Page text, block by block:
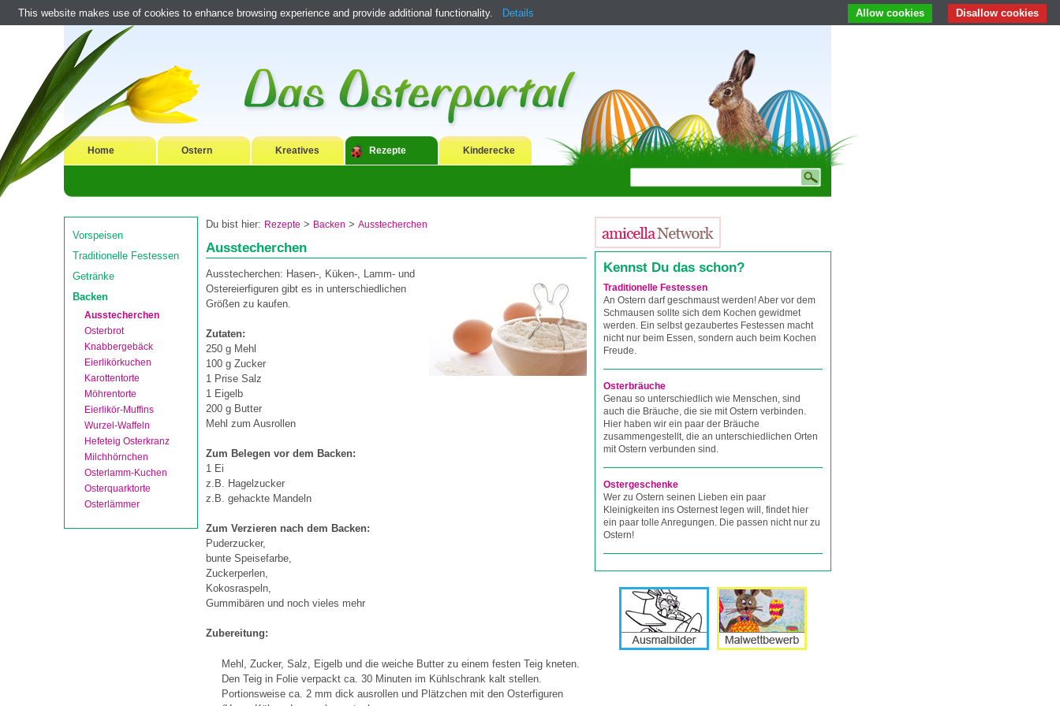
Home Ostern Kreatives Rezepte Kinderecke
Vorspeisen
Traditionelle Festessen
Getränke
Backen
Ausstecherchen
Osterbrot
Knabbergebäck
Eierlikörkuchen
Karottentorte
Möhrentorte
Eierlikör-Muffins
Wurzel-Waffeln
Hefeteig Osterkranz
Milchhörnchen
Osterlamm-Kuchen
Osterquarktorte
Osterlämmer
Du bist hier: Rezepte > Backen > Ausstecherchen
Ausstecherchen
Ausstecherchen: Hasen-, Küken-, Lamm- und
Ostereierfiguren gibt es in unterschiedlichen
Größen zu kaufen.
Zutaten:
250 g Mehl
100 g Zucker
1 Prise Salz
1 Eigelb
200 g Butter
Mehl zum Ausrollen
Zum Belegen vor dem Backen:
1 Ei
z.B. Hagelzucker
z.B. gehackte Mandeln
Zum Verzieren nach dem Backen:
Puderzucker,
bunte Speisefarbe,
Zuckerperlen,
Kokosraspeln,
Gummibären und noch vieles mehr
Zubereitung:
Mehl, Zucker, Salz, Eigelb und die weiche Butter zu einem festen Teig kneten.
Den Teig in Folie verpackt ca. 30 Minuten im Kühlschrank kalt stellen.
Portionsweise ca. 2 mm dick ausrollen und Plätzchen mit den Osterfiguren
Kennst Du das schon?
Traditionelle Festessen
An Ostern darf geschmaust werden! Aber vor dem
Schmausen sollte sich dem Kochen gewidmet
werden. Ein selbst gezaubertes Festessen macht
nicht nur beim Essen, sondern auch beim Kochen
Freude.
Osterbräuche
Genau so unterschiedlich wie Menschen, sind
auch die Bräuche, die sie mit Ostern verbinden.
Hier haben wir ein paar der Bräuche
zusammengestellt, die an unterschiedlichen Orten
mit Ostern verbunden sind.
Ostergeschenke
Wer zu Ostern seinen Lieben ein paar
Kleinigkeiten ins Osternest legen will, findet hier
ein paar tolle Anregungen. Die passen nicht nur zu
Ostern!
This website makes use of cookies to enhance browsing experience and provide additional functionality. Details Disallow cookies
Allow cookies